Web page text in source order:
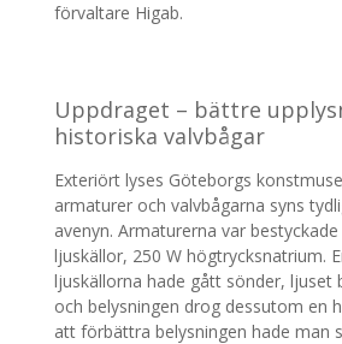
förvaltare Higab.
Uppdraget – bättre
historiska valvbågar
Exteriört lyses Göteborgs
armaturer och valvbågarna syns
avenyn. Armaturerna var
ljuskällor, 250 W högtrycksnatrium.
ljuskällorna hade gått sönder, ljuset
och belysningen drog dessutom en
att förbättra belysningen hade man